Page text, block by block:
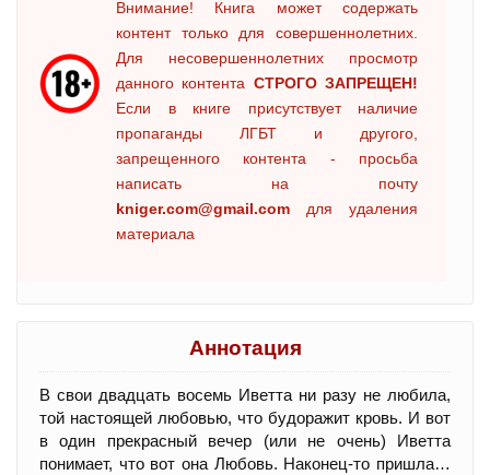
Внимание! Книга может содержать
контент только для совершеннолетних.
Для несовершеннолетних просмотр
данного контента СТРОГО ЗАПРЕЩЕН!
Если в книге присутствует наличие
пропаганды ЛГБТ и другого,
запрещенного контента - просьба
написать на почту
kniger.com@gmail.com для удаления
материала
Аннотация
В свои двадцать восемь Иветта ни разу не любила,
той настоящей любовью, что будоражит кровь. И вот
в один прекрасный вечер (или не очень) Иветта
понимает, что вот она Любовь. Наконец-то пришла…